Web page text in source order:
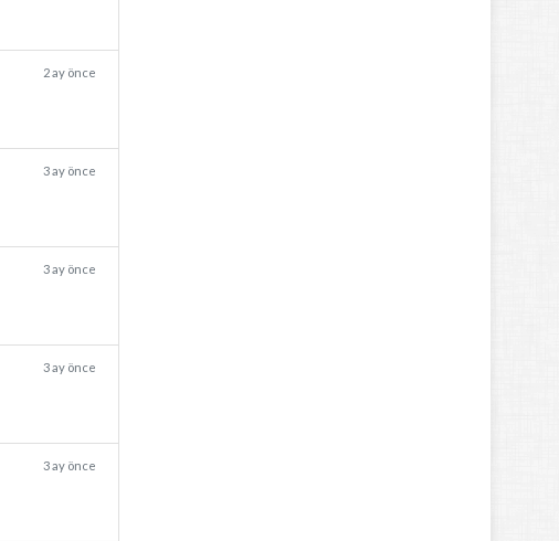
2 ay önce
3 ay önce
3 ay önce
3 ay önce
3 ay önce